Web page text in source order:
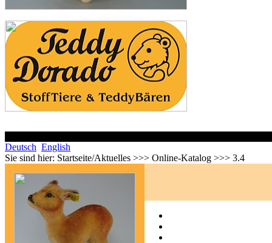
Deutsch English
Sie sind hier: Startseite/Aktuelles >>> Online-Katalog >>> 3.4